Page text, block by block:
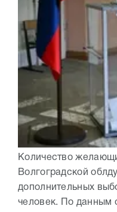
Количество
Волгоградской
дополнительных
человек. По данным